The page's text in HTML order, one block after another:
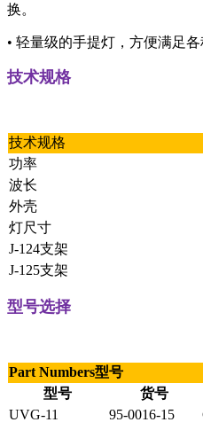
换。
• 轻量级的手提灯，方便满足各
技术规格
技术规格
功率
波长
外壳
灯尺寸
J-124支架
J-125支架
型号选择
Part Numbers型号
型号
货号
UVG-11
95-0016-15